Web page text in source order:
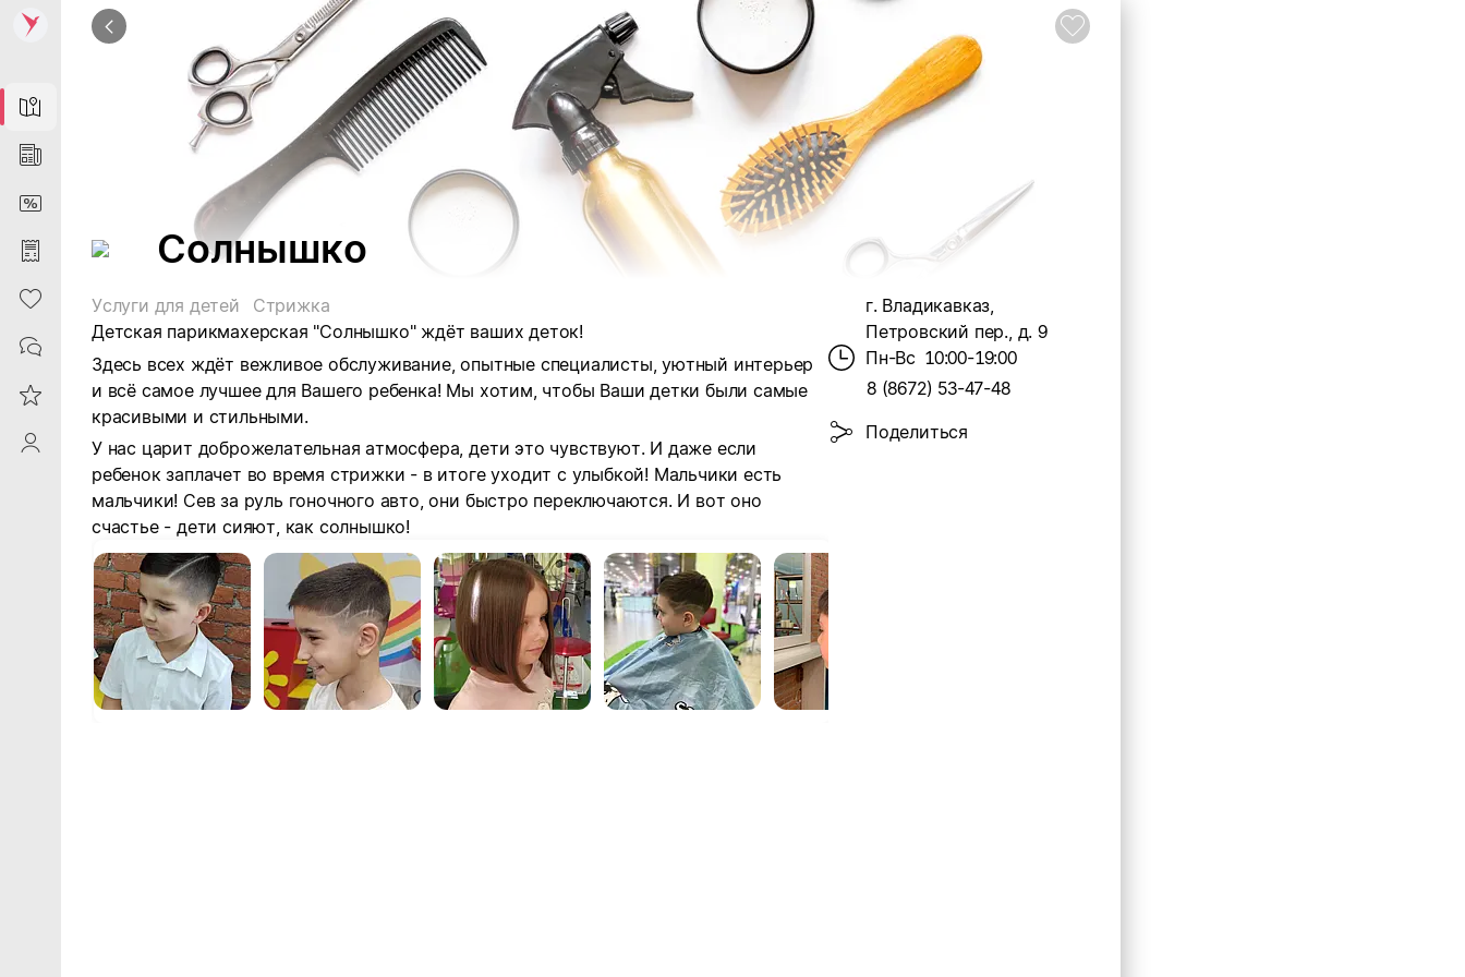
Map
News
DiscountCard
Purchases
Heart
Contacts
Reviews
ProfileSaby
Солнышко
Услуги для детей
Стрижка
Детская парикмахерская "Солнышко" ждёт ваших деток!
Здесь всех ждёт вежливое обслуживание, опытные специалисты, уютный интерьер
и всё самое лучшее для Вашего ребенка! Мы хотим, чтобы Ваши детки были самые
красивыми и стильными.
У нас царит доброжелательная атмосфера, дети это чувствуют. И даже если
ребенок заплачет во время стрижки - в итоге уходит с улыбкой! Мальчики есть
мальчики! Сев за руль гоночного авто, они быстро переключаются. И вот оно
счастье - дети сияют, как солнышко!
г. Владикавказ,
Петровский пер., д. 9
Пн-Вс 10:00-19:00
8 (8672) 53-47-48
Поделиться